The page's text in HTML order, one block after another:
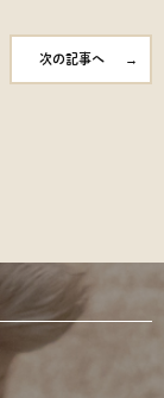
次の記事へ